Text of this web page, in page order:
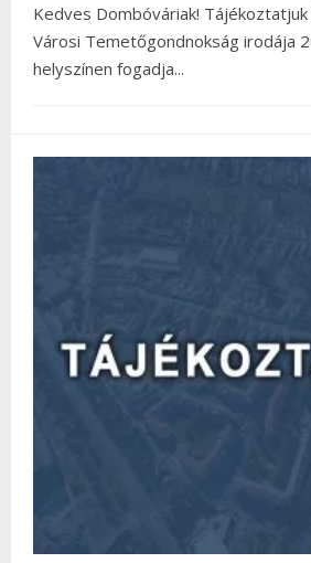
Kedves Dombóváriak!
Városi Temetőgondnokság irodája
helyszínen fogadja...